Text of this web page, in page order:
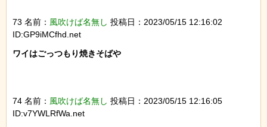
73 名前： 風吹けば名無し 投稿日：2023/05/15 12:16:02
ID:GP9iMCfhd.net
ワイはごっつもり焼きそばや
74 名前： 風吹けば名無し 投稿日：2023/05/15 12:16:05
ID:v7YWLRfWa.net